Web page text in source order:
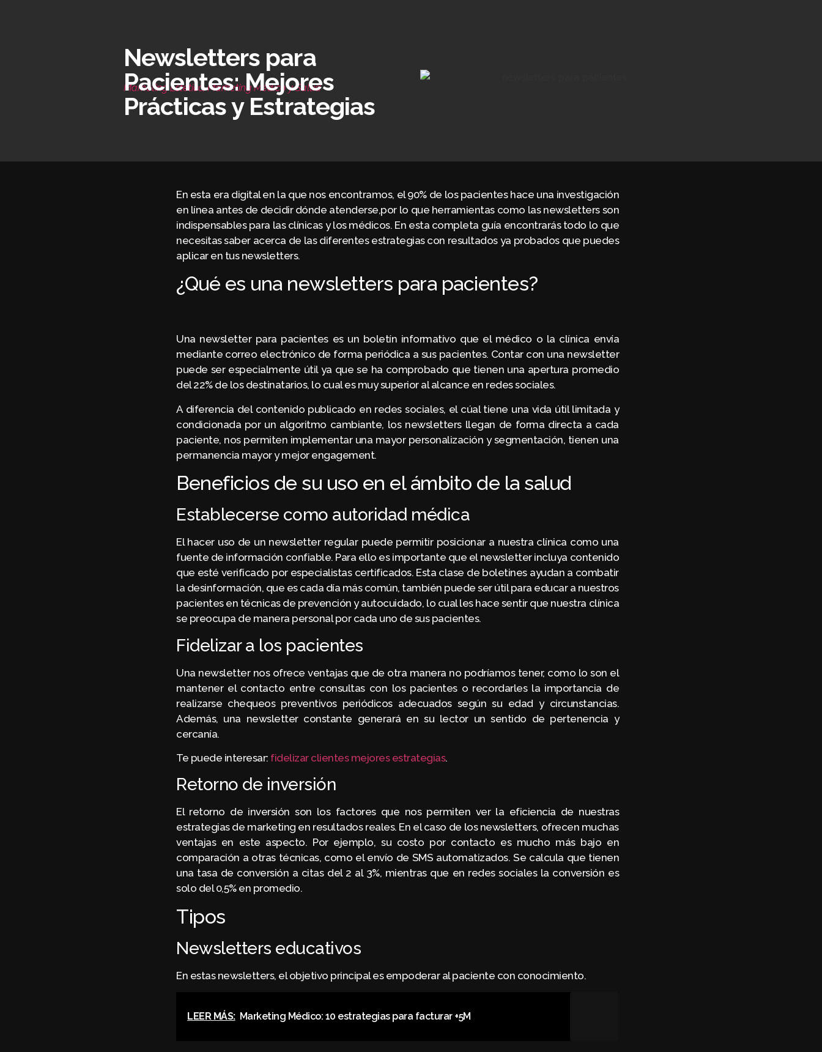
Marketing Estético,Marketing Médico y Salud
Newsletters para
Pacientes: Mejores
Prácticas y Estrategias
En esta era digital en la que nos encontramos, el 90% de los pacientes hace una investigación
en línea antes de decidir dónde atenderse,por lo que herramientas como las newsletters son
indispensables para las clínicas y los médicos. En esta completa guía encontrarás todo lo que
necesitas saber acerca de las diferentes estrategias con resultados ya probados que puedes
aplicar en tus newsletters.
¿Qué es una newsletters para pacientes?
Una newsletter para pacientes es un boletín informativo que el médico o la clínica envía
mediante correo electrónico de forma periódica a sus pacientes. Contar con una newsletter
puede ser especialmente útil ya que se ha comprobado que tienen una apertura promedio
del 22% de los destinatarios, lo cual es muy superior al alcance en redes sociales.
A diferencia del contenido publicado en redes sociales, el cúal tiene una vida útil limitada y
condicionada por un algoritmo cambiante, los newsletters llegan de forma directa a cada
paciente, nos permiten implementar una mayor personalización y segmentación, tienen una
permanencia mayor y mejor engagement.
Beneficios de su uso en el ámbito de la salud
Establecerse como autoridad médica
El hacer uso de un newsletter regular puede permitir posicionar a nuestra clínica como una
fuente de información confiable. Para ello es importante que el newsletter incluya contenido
que esté verificado por especialistas certificados. Esta clase de boletines ayudan a combatir
la desinformación, que es cada día más común, también puede ser útil para educar a nuestros
pacientes en técnicas de prevención y autocuidado, lo cual les hace sentir que nuestra clínica
se preocupa de manera personal por cada uno de sus pacientes.
Fidelizar a los pacientes
Una newsletter nos ofrece ventajas que de otra manera no podríamos tener, como lo son el
mantener el contacto entre consultas con los pacientes o recordarles la importancia de
realizarse chequeos preventivos periódicos adecuados según su edad y circunstancias.
Además, una newsletter constante generará en su lector un sentido de pertenencia y
cercanía.
Te puede interesar: fidelizar clientes mejores estrategias.
Retorno de inversión
El retorno de inversión son los factores que nos permiten ver la eficiencia de nuestras
estrategias de marketing en resultados reales. En el caso de los newsletters, ofrecen muchas
ventajas en este aspecto. Por ejemplo, su costo por contacto es mucho más bajo en
comparación a otras técnicas, como el envío de SMS automatizados. Se calcula que tienen
una tasa de conversión a citas del 2 al 3%, mientras que en redes sociales la conversión es
solo del 0,5% en promedio.
Tipos
Newsletters educativos
En estas newsletters, el objetivo principal es empoderar al paciente con conocimiento.
LEER MÁS: Marketing Médico: 10 estrategias para facturar +5M